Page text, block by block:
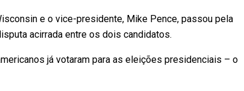
e o vice-presidente, Mike Pence, passou pela
acirrada entre os dois candidatos.
já votaram para as eleições presidenciais – o